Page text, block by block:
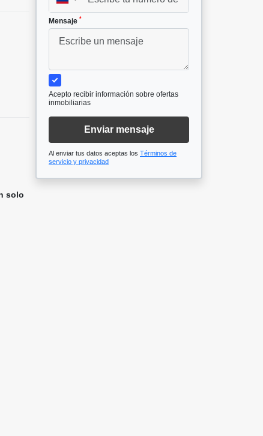
solo
Mensaje *
Acepto recibir información sobre ofertas
inmobiliarias
Enviar mensaje
Al enviar tus datos aceptas los Términos de
servicio y privacidad